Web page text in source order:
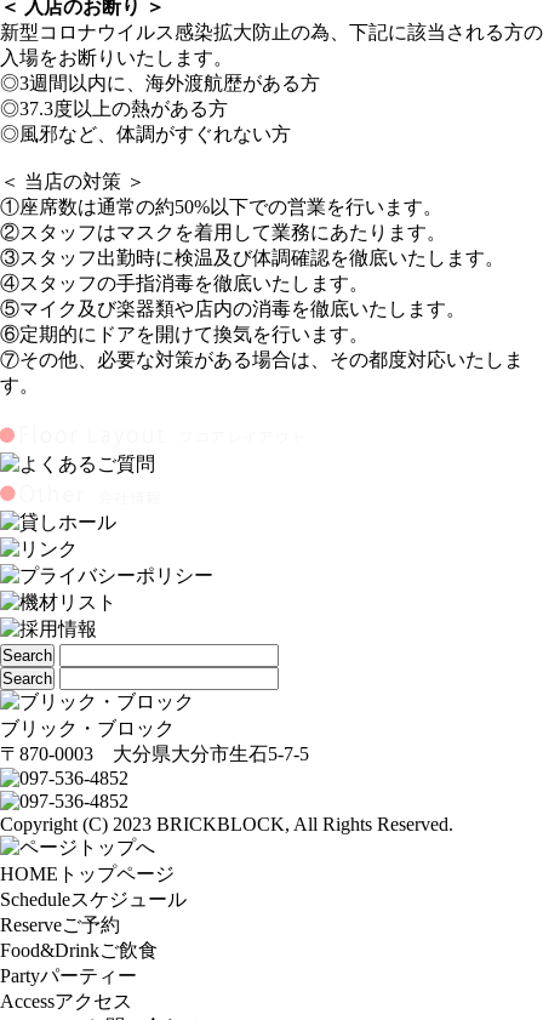
＜ 入店のお断り ＞
新型コロナウイルス感染拡大防止の為、下記に該当される方の
入場をお断りいたします。
◎3週間以内に、海外渡航歴がある方
◎37.3度以上の熱がある方
◎風邪など、体調がすぐれない方
＜ 当店の対策 ＞
①座席数は通常の約50%以下での営業を行います。
②スタッフはマスクを着用して業務にあたります。
③スタッフ出勤時に検温及び体調確認を徹底いたします。
④スタッフの手指消毒を徹底いたします。
⑤マイク及び楽器類や店内の消毒を徹底いたします。
⑥定期的にドアを開けて換気を行います。
⑦その他、必要な対策がある場合は、その都度対応いたしま
す。
ブリック・ブロック
〒870-0003 大分県大分市生石5-7-5
Copyright (C) 2023 BRICKBLOCK, All Rights Reserved.
HOME トップページ
Scheduleスケジュール
Reserveご予約
Food&Drinkご飲食
Partyパーティー
Accessアクセス